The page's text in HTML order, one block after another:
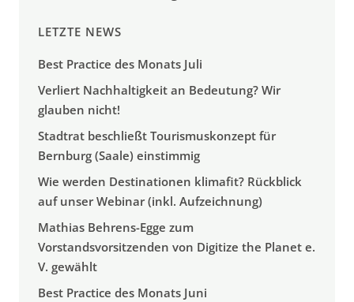
LETZTE NEWS
Best Practice des Monats Juli
Verliert Nachhaltigkeit an Bedeutung? Wir
glauben nicht!
Stadtrat beschließt Tourismuskonzept für
Bernburg (Saale) einstimmig
Wie werden Destinationen klimafit? Rückblick
auf unser Webinar (inkl. Aufzeichnung)
Mathias Behrens-Egge zum
Vorstandsvorsitzenden von Digitize the Planet e.
V. gewählt
Best Practice des Monats Juni